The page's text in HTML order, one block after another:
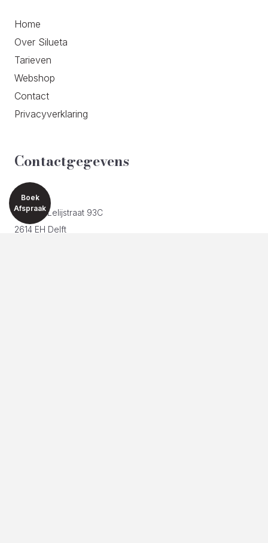
Home
Over Silueta
Tarieven
Webshop
Contact
Privacyverklaring
Contactgegevens
ADRES
Van der Lelijstraat 93C
2614 EH Delft
Boek
Afspraak